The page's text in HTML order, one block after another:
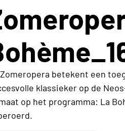
betekent een
klassieker op de
op het programma: La